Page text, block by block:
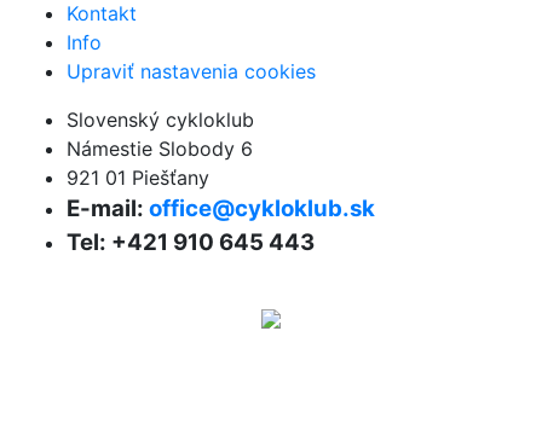
Kontakt
Info
Upraviť nastavenia cookies
Slovenský cykloklub
Námestie Slobody 6
921 01 Piešťany
E-mail: office@cykloklub.sk
Tel: +421 910 645 443